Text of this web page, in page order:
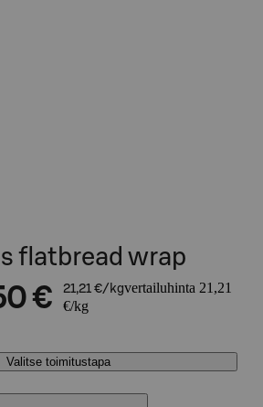
flatbread wrap
€ 21,21 €/kgvertailuhinta 21,21
€/kg
Valitse toimitustapa